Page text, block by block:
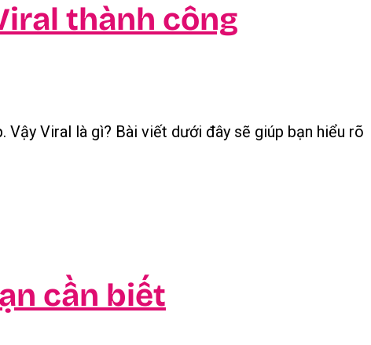
thành công
Viral là gì? Bài viết dưới đây sẽ giúp bạn hiểu rõ
cần biết